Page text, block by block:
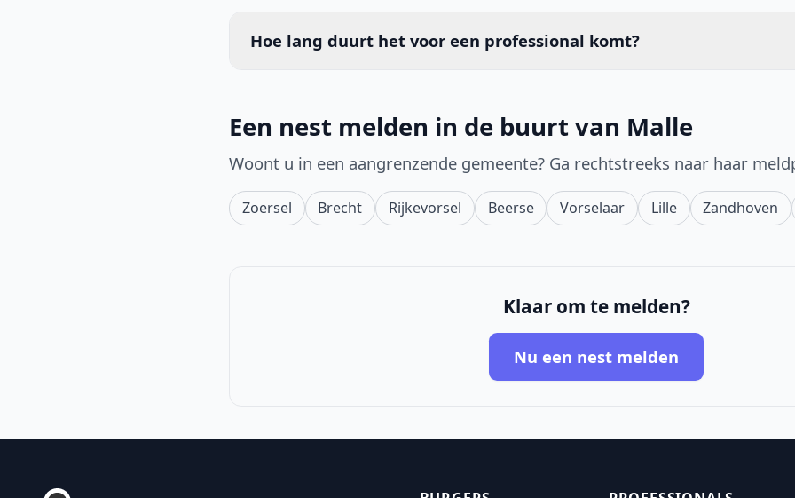
Hoe lang duurt het voor een professional komt?
Een nest melden in de buurt van Malle
Woont u in een aangrenzende gemeente? Ga rechtstreeks naar haar
Zoersel Brecht Rijkevorsel Beerse Vorselaar Lille Zandhoven
Klaar om te melden?
Nu een nest melden